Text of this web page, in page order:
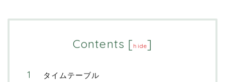
Contents [hide]
タイムテーブル